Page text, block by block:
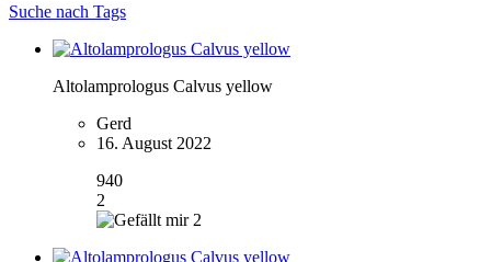
Suche nach Tags
Altolamprologus Calvus yellow
Gerd
16. August 2022
940
2
2